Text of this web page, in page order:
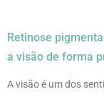
Retinose
a visão de forma
A visão é um dos